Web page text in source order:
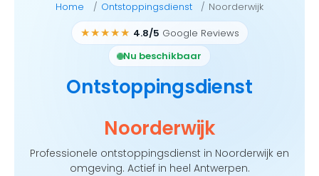
Home Ontstoppingsdienst Noorderwijk
★★★★★ 4.8/5 Google Reviews
Nu beschikbaar
Ontstoppingsdienst
Noorderwijk
Professionele ontstoppingsdienst in Noorderwijk en
omgeving. Actief in heel Antwerpen.